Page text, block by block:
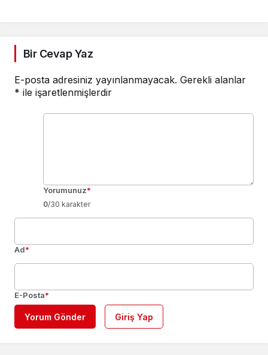
Bir Cevap Yaz
E-posta adresiniz yayınlanmayacak. Gerekli alanlar
* ile işaretlenmişlerdir
Yorumunuz*
0/30 karakter
Ad*
E-Posta*
Yorum Gönder Giriş Yap